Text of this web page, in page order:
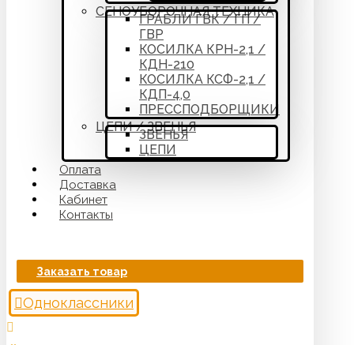
СЕНОУБОРОЧНАЯ ТЕХНИКА
ГРАБЛИ ГВК / ГП /
ГВР
КОСИЛКА КРН-2,1 /
КДН-210
КОСИЛКА КСФ-2,1 /
КДП-4,0
ПРЕССПОДБОРЩИКИ
ЦЕПИ / ЗВЕНЬЯ
ЗВЕНЬЯ
ЦЕПИ
Оплата
Доставка
Кабинет
Контакты
Заказать товар
Одноклассники